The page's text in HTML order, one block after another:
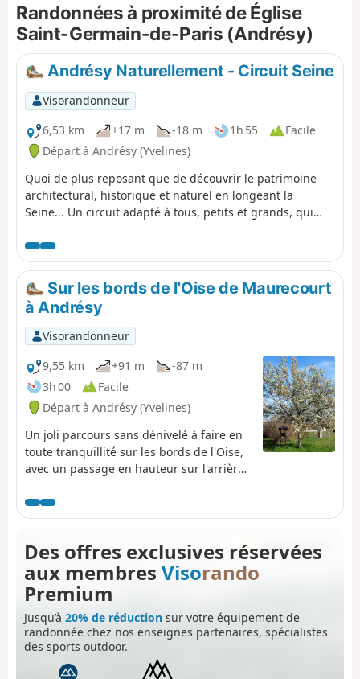
risques signalés d'effondrement , il faut
plutot prendre le GR®2 plus bas pour
traverser d'Est en Ouest
Randonnées à proximité de Église
Saint-Germain-de-Paris (Andrésy)
Andrésy Naturellement - Circuit Seine
Visorandonneur
6,53 km
+17 m -18 m 1h 55
Facile
Départ à Andrésy (Yvelines)
Quoi de plus reposant que de découvrir le patrimoine
architectural, historique et naturel en longeant la
Seine... Un circuit adapté à tous, petits et grands, qui
de la batellerie jusqu'au quartier de Denouval, en
passant par les principaux monuments du centre-ville.
Sur les bords de l'Oise de Maurecourt
à Andrésy
Visorandonneur
9,55 km
+91 m
-87 m
3h 00
Facile
Départ à Andrésy (Yvelines)
Un joli parcours sans dénivelé à faire en
toute tranquillité sur les bords de l'Oise,
avec un passage en hauteur sur l'arrière
magnifique sur l'Oise. Cette région est
encore plus belle vue depuis les sentiers.
Des offres exclusives réservées
aux membres Visorando
Premium
Jusqu’à 20% de réduction sur votre équipement de
randonnée chez nos enseignes partenaires, spécialistes
des sports outdoor.